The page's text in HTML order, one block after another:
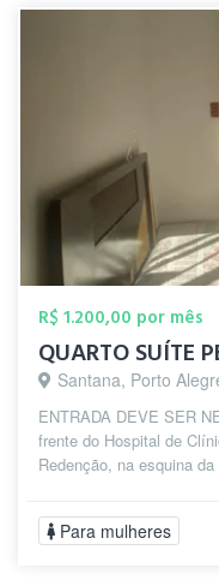
R$ 1.200,00 por mês
Santana, Porto
ENTRADA DEVE SER
frente do Hospital de
Redenção, na esquina
Para mulheres